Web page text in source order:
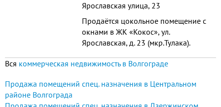
Ярославская улица, 23
Продаётся цокольное помещение с
окнами в ЖК «Кокос», ул.
Ярославская, д. 23 (мкр.Тулака).
получения дополнительной
просмотра звоните.
Вся коммерческая недвижимость в Волгограде
Продажа помещений спец. назначения в Центральном
районе Волгограда